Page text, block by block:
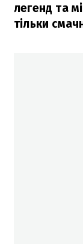
легенд та
тільки